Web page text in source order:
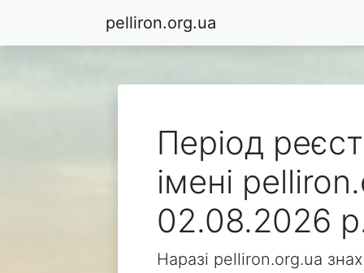
pelliron.org.ua
Період
імені
02.08.2026
Наразі pelliron.org.ua